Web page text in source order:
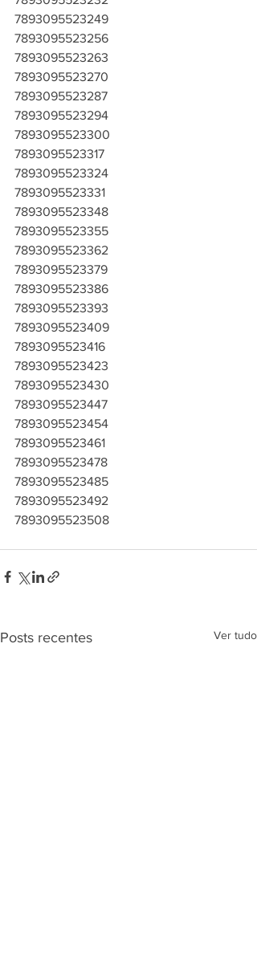
7893095523249
7893095523256
7893095523263
7893095523270
7893095523287
7893095523294
7893095523300
7893095523317
7893095523324
7893095523331
7893095523348
7893095523355
7893095523362
7893095523379
7893095523386
7893095523393
7893095523409
7893095523416
7893095523423
7893095523430
7893095523447
7893095523454
7893095523461
7893095523478
7893095523485
7893095523492
7893095523508
Posts recentes Ver tudo